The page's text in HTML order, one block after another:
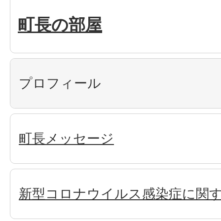
町長の部屋
プロフィール
町長メッセージ
新型コロナウイルス感染症に関